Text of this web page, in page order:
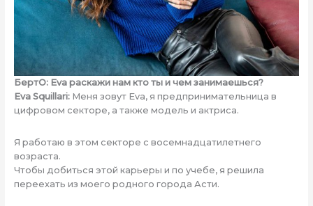
БертО: Eva раскажи нам кто ты и чем занимаешься?
Eva Squillari: Меня зовут Eva, я предпринимательница в
цифровом секторе, а также модель и актриса.
Я работаю в этом секторе с восемнадцатилетнего
возраста.
Чтобы добиться этой карьеры и по учебе, я решила
переехать из моего родного города Асти.